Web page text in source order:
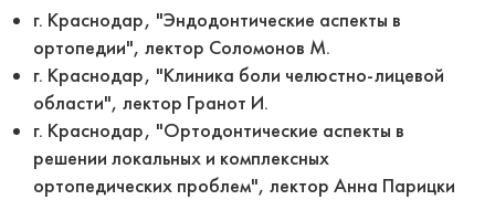
г. Краснодар, "Эндодонтические аспекты в
ортопедии", лектор Соломонов М.
г. Краснодар, "Клиника боли челюстно-лицевой
области", лектор Гранот И.
г. Краснодар, "Ортодонтические аспекты в
решении локальных и комплексных
ортопедических проблем", лектор Анна Парицки